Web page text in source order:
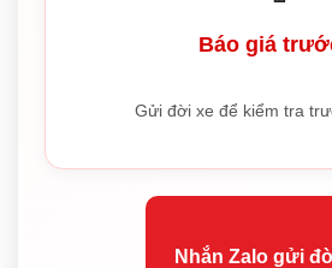
Báo giá
Gửi đời xe để kiểm tra
Nhắn Zalo gửi